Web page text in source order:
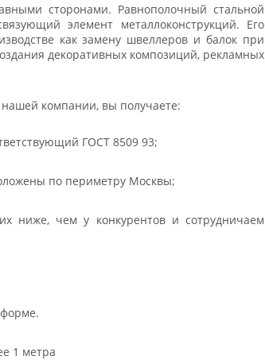
сторонами. Равнополочный стальной
элемент металлоконструкций. Его
как замену швеллеров и балок при
декоративных композиций, рекламных
компании, вы получаете:
ГОСТ 8509 93;
по периметру Москвы;
ниже, чем у конкурентов и сотрудничаем
форме.
1 метра